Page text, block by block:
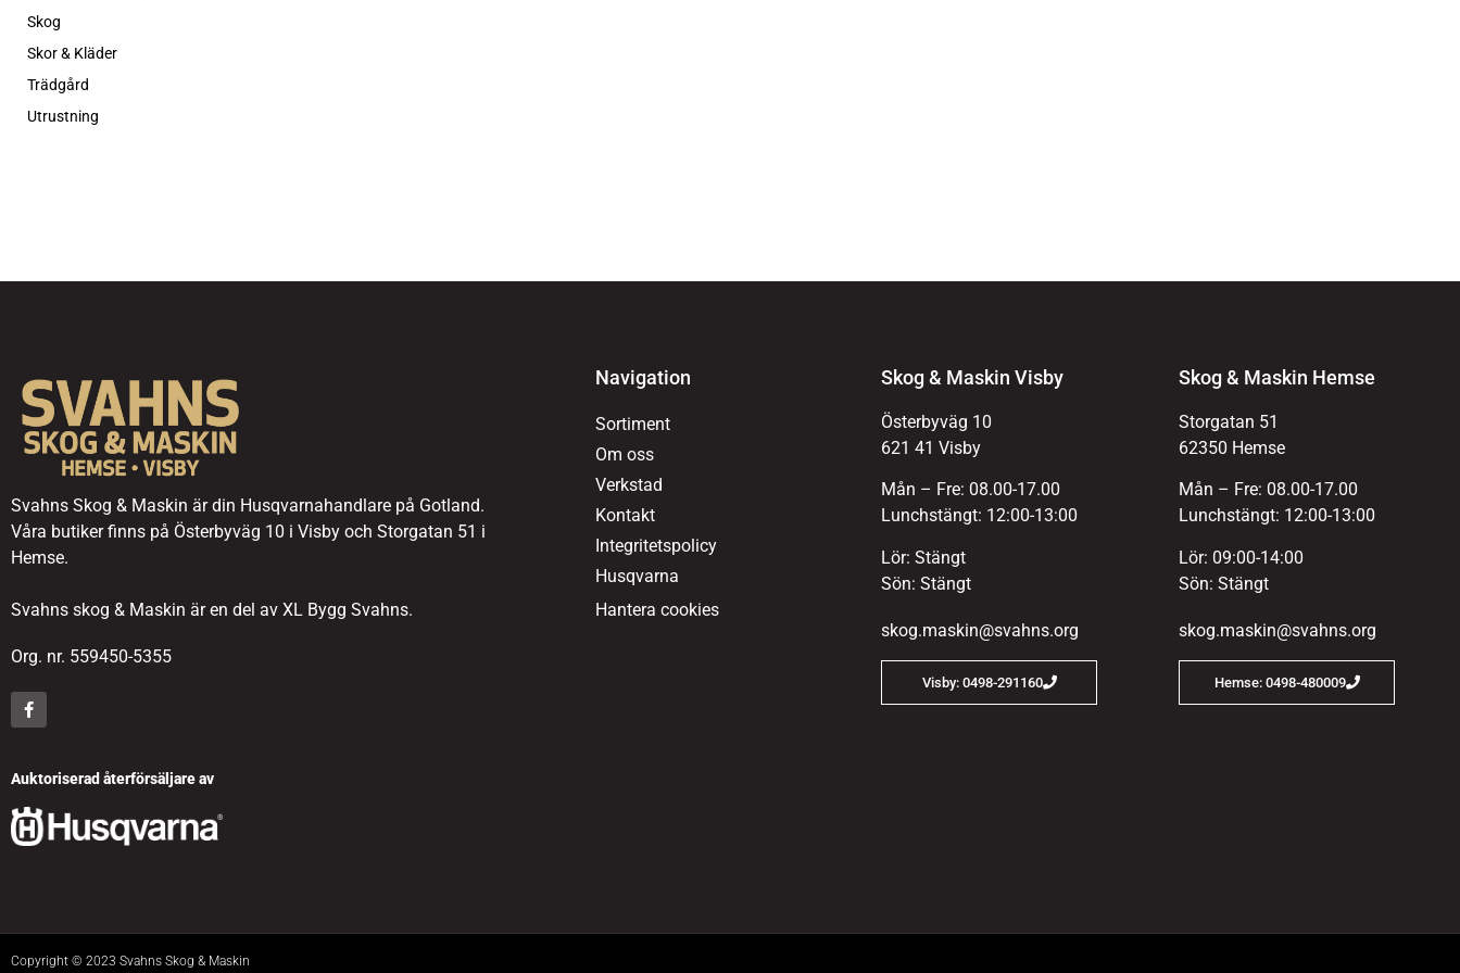
Skog
Skor & Kläder
Trädgård
Utrustning
Svahns Skog & Maskin är din Husqvarnahandlare på Gotland.
Våra butiker finns på Österbyväg 10 i Visby och Storgatan 51 i
Hemse.
Svahns skog & Maskin är en del av XL Bygg Svahns.
Org. nr. 559450-5355
Auktoriserad återförsäljare av
Navigation
Sortiment
Om oss
Verkstad
Kontakt
Integritetspolicy
Husqvarna
Hantera cookies
Skog & Maskin Visby
Österbyväg 10
621 41 Visby
Mån – Fre: 08.00-17.00
Lunchstängt: 12:00-13:00
Lör: Stängt
Sön: Stängt
skog.maskin@svahns.org
Visby: 0498-291160
Skog & Maskin Hemse
Storgatan 51
62350 Hemse
Mån – Fre: 08.00-17.00
Lunchstängt: 12:00-13:00
Lör: 09:00-14:00
Sön: Stängt
skog.maskin@svahns.org
Hemse: 0498-480009
Copyright © 2023 Svahns Skog & Maskin